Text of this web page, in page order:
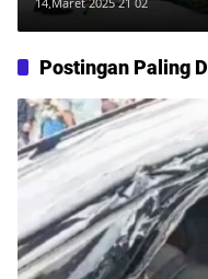
Postingan Paling